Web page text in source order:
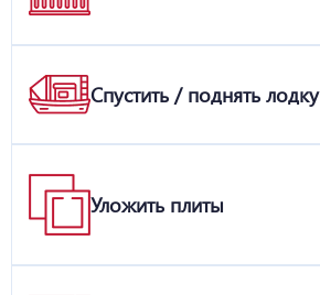
Спустить / поднять лодку
Уложить плиты